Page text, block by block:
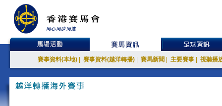
賽事資料(本地) 賽事資料(越洋轉播) 賽馬新聞 主要賽事 視聽播